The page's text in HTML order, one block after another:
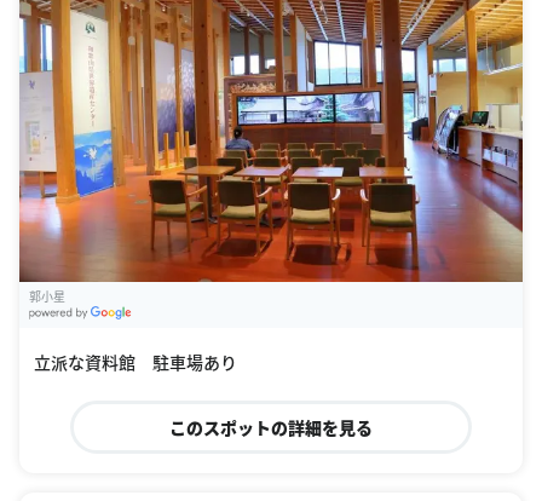
郭小星
立派な資料館 駐車場あり
このスポットの詳細を見る